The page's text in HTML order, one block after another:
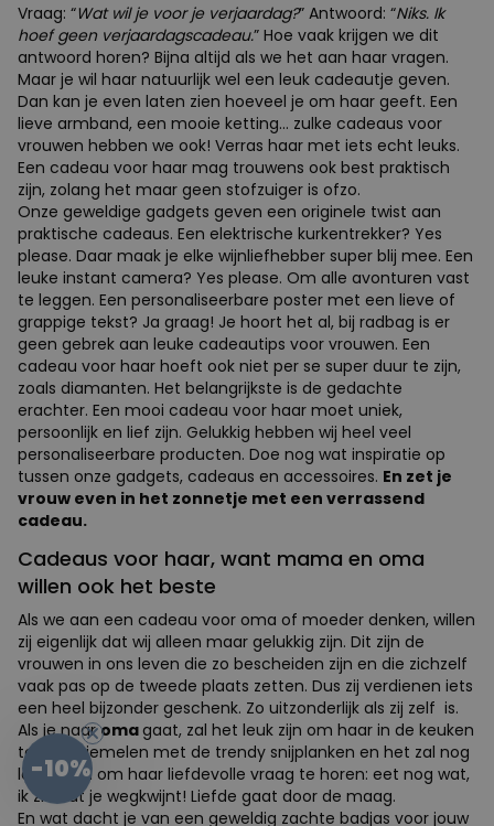
Vraag: “Wat wil je voor je verjaardag?” Antwoord: “Niks. Ik
hoef geen verjaardagscadeau.” Hoe vaak krijgen we dit
antwoord horen? Bijna altijd als we het aan haar vragen.
Maar je wil haar natuurlijk wel een leuk cadeautje geven.
Dan kan je even laten zien hoeveel je om haar geeft. Een
lieve armband, een mooie ketting... zulke cadeaus voor
vrouwen hebben we ook! Verras haar met iets echt leuks.
Een cadeau voor haar mag trouwens ook best praktisch
zijn, zolang het maar geen stofzuiger is ofzo.
Onze geweldige gadgets geven een originele twist aan
praktische cadeaus. Een elektrische kurkentrekker? Yes
please. Daar maak je elke wijnliefhebber super blij mee. Een
leuke instant camera? Yes please. Om alle avonturen vast
te leggen. Een personaliseerbare poster met een lieve of
grappige tekst? Ja graag! Je hoort het al, bij radbag is er
geen gebrek aan leuke cadeautips voor vrouwen. Een
cadeau voor haar hoeft ook niet per se super duur te zijn,
zoals diamanten. Het belangrijkste is de gedachte
erachter. Een mooi cadeau voor haar moet uniek,
persoonlijk en lief zijn. Gelukkig hebben wij heel veel
personaliseerbare producten. Doe nog wat inspiratie op
tussen onze gadgets, cadeaus en accessoires. En zet je
vrouw even in het zonnetje met een verrassend
cadeau.
Cadeaus voor haar, want mama en oma
willen ook het beste
Als we aan een cadeau voor oma of moeder denken, willen
zij eigenlijk dat wij alleen maar gelukkig zijn. Dit zijn de
vrouwen in ons leven die zo bescheiden zijn en die zichzelf
vaak pas op de tweede plaats zetten. Dus zij verdienen iets
een heel bijzonder geschenk. Zo uitzonderlijk als zij zelf is.
Als je naaromagaat, zal het leuk zijn om haar in de keuken
te zien friemelen met de trendy snijplanken en het zal nog
leuker zijn om haar liefdevolle vraag te horen: eet nog wat,
ik zie dat je wegkwijnt! Liefde gaat door de maag.
En wat dacht je van een geweldig zachte badjas voor jouw
-10%